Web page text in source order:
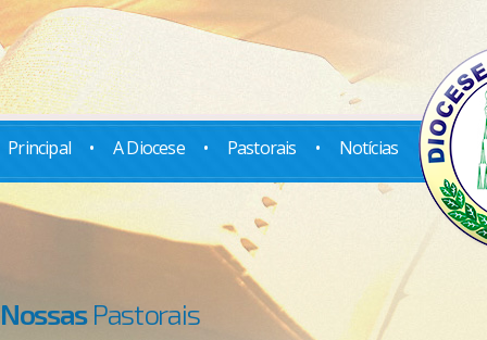
Principal • A Diocese • Pastorais • Notícias
NossasPastorais